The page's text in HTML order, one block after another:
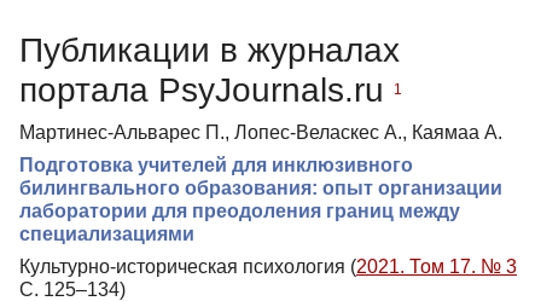
Публикации в журналах
портала PsyJournals.ru
1
Мартинес-Альварес П., Лопес-Веласкес А., Каямаа А.
Подготовка учителей для инклюзивного
билингвального образования: опыт организации
лаборатории для преодоления границ между
специализациями
Культурно-историческая психология (2021. Том 17. № 3
С. 125–134)